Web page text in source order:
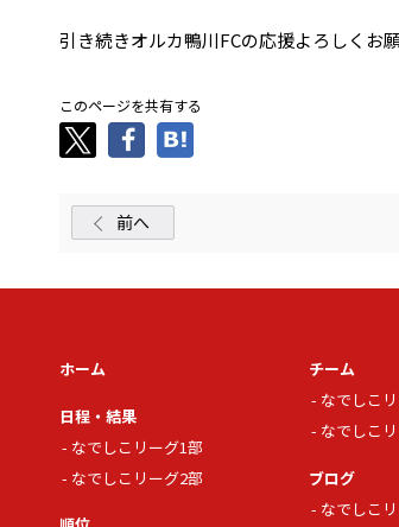
引き続きオルカ鴨川FCの応援よろしくお
このページを共有する
前へ
ホーム
日程・結果
なでしこリーグ1部
なでしこリーグ2部
チーム
なでしこ
なでしこ
ブログ
なでしこ